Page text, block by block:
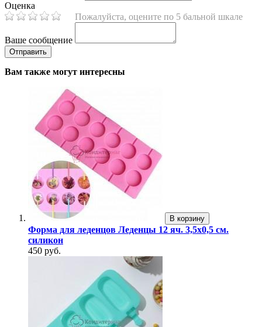
Оценка
Пожалуйста, оцените по 5 бальной шкале
Ваше сообщение
Вам также могут интересны
В корзину
Форма для леденцов Леденцы 12 яч. 3,5х0,5 см.
силикон
450 руб.